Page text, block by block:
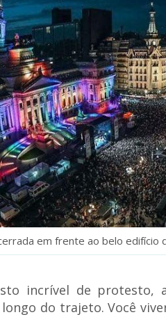
em frente ao belo edifício
incrível de protesto,
do trajeto. Você